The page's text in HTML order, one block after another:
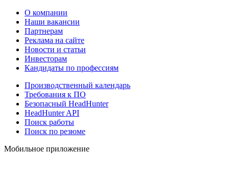
О компании
Наши вакансии
Партнерам
Реклама на сайте
Новости и статьи
Инвесторам
Кандидаты по профессиям
Производственный календарь
Требования к ПО
Безопасный HeadHunter
HeadHunter API
Поиск работы
Поиск по резюме
Мобильное приложение